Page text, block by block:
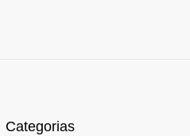
Categorias